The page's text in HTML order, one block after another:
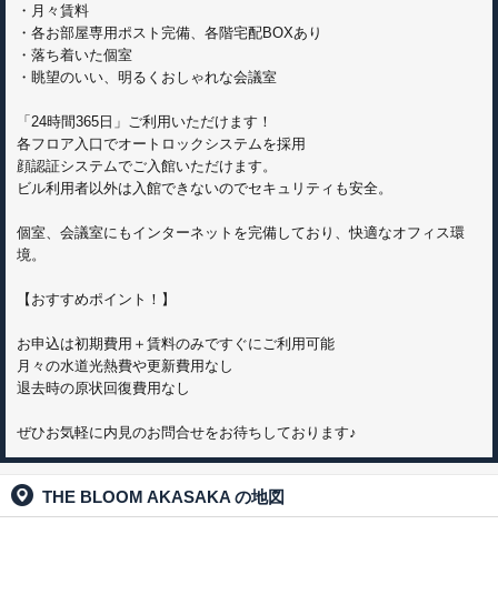
・月々賃料
・各お部屋専用ポスト完備、各階宅配BOXあり
・落ち着いた個室
・眺望のいい、明るくおしゃれな会議室
「24時間365日」ご利用いただけます！
各フロア入口でオートロックシステムを採用
顔認証システムでご入館いただけます。
ビル利用者以外は入館できないのでセキュリティも安全。
個室、会議室にもインターネットを完備しており、快適なオフィス環
境。
【おすすめポイント！】
お申込は初期費用＋賃料のみですぐにご利用可能
月々の水道光熱費や更新費用なし
退去時の原状回復費用なし
ぜひお気軽に内見のお問合せをお待ちしております♪
THE BLOOM AKASAKA の地図